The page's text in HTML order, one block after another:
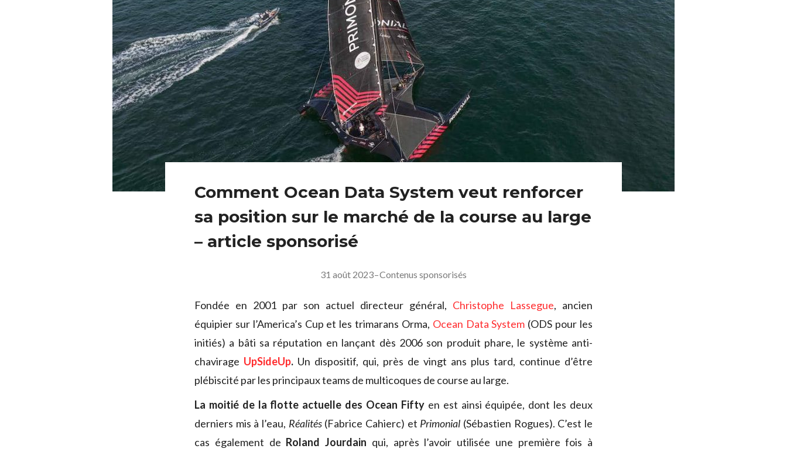
Comment Ocean Data System veut renforcer
sa position sur le marché de la course au large
– article sponsorisé
31 août 2023–Contenus sponsorisés
Fondée en 2001 par son actuel directeur général, Christophe Lassegue, ancien
équipier sur l’America’s Cup et les trimarans Orma, Ocean Data System (ODS pour les
initiés) a bâti sa réputation en lançant dès 2006 son produit phare, le système anti-
chavirage UpSideUp. Un dispositif, qui, près de vingt ans plus tard, continue d’être
plébiscité par les principaux teams de multicoques de course au large.
La moitié de la flotte actuelle des Ocean Fiftyen est ainsi équipée, dont les deux
derniers mis à l’eau, Réalités(Fabrice Cahierc) et Primonial (Sébastien Rogues). C’est le
cas également de Roland Jourdain qui, après l’avoir utilisée une première fois à